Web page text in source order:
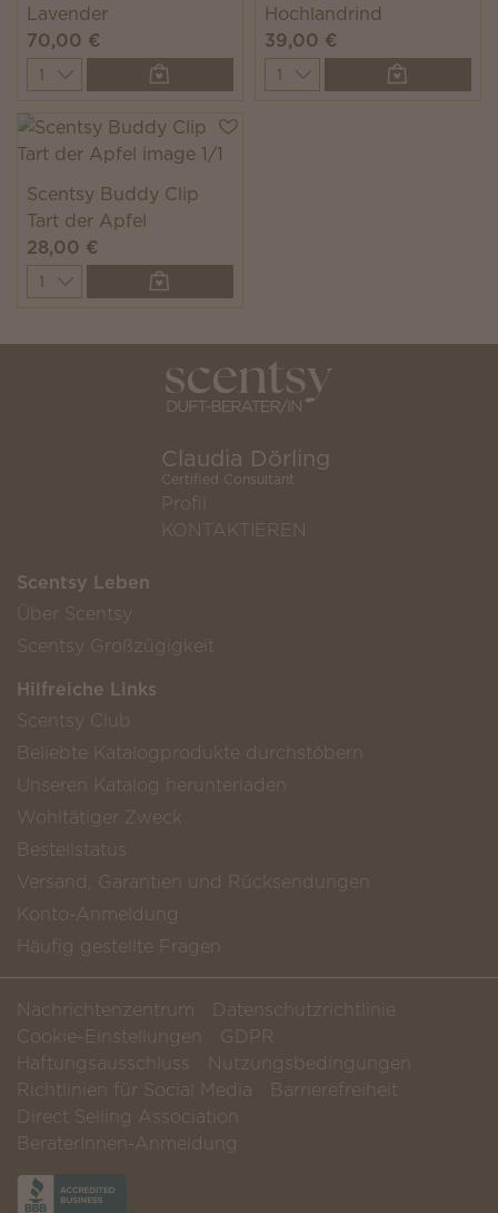
Lavender
70,00 €
Quantity
Hochlandrind
39,00 €
Quantity
Scentsy Buddy Clip
Tart der Apfel
28,00 €
Quantity
Claudia Dörling
Certified Consultant
Profil
KONTAKTIEREN
Scentsy Leben
Über Scentsy
Scentsy Großzügigkeit
Hilfreiche Links
Scentsy Club
Beliebte Katalogprodukte durchstöbern
Unseren Katalog herunterladen
Wohltätiger Zweck
Bestellstatus
Versand, Garantien und Rücksendungen
Konto-Anmeldung
Häufig gestellte Fragen
Nachrichtenzentrum
Datenschutzrichtlinie
Cookie-Einstellungen
GDPR
Haftungsausschluss
Nutzungsbedingungen
Richtlinien für Social Media
Barrierefreiheit
Direct Selling Association
BeraterInnen-Anmeldung